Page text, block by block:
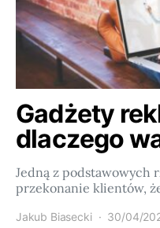
Gadżety
dlaczego
Jedną z podstawowych
przekonanie klientów,
Jakub Biasecki 30/04/